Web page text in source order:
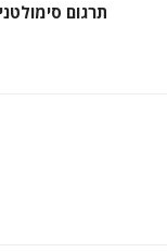
תרגום